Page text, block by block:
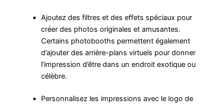
Ajoutez des filtres et des effets spéciaux pour
créer des photos originales et amusantes.
Certains photobooths permettent également
d’ajouter des arrière-plans virtuels pour donner
l’impression d’être dans un endroit exotique ou
célèbre.
Personnalisez les impressions avec le logo de